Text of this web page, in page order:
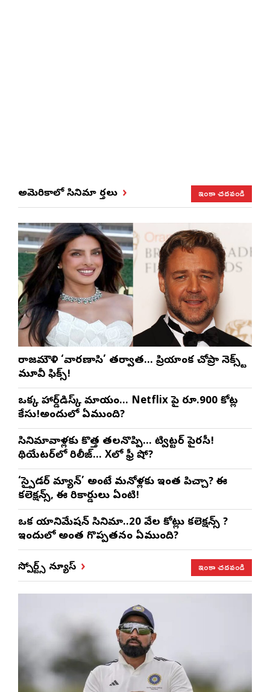
అమెరికాలో సినిమా వార్తలు ఇంకా చదవండి
రాజమౌళి ‘వారణాసి’ తర్వాత… ప్రియాంక చోప్రా నెక్స్ట్
మూవీ ఫిక్స్!
ఒక్క హార్డ్‌డిస్క్ మాయం… Netflix పై రూ.900 కోట్ల
కేసు!అందులో ఏముంది?
సినిమావాళ్లకు కొత్త తలనొప్పి… ట్విట్టర్ పైరసీ!
థియేటర్‌లో రిలీజ్… Xలో ఫ్రీ షో?
‘స్పైడర్ మ్యాన్’ అంటే మనోళ్లకు ఇంత పిచ్చా? ఈ
కలెక్షన్స్, ఈ రికార్డులు ఏంటి!
ఒక యానిమేషన్ సినిమా..20 వేల కోట్లు కలెక్షన్స్ ?
ఇందులో అంత గొప్పతనం ఏముంది?
స్పోర్ట్స్ న్యూస్ ఇంకా చదవండి